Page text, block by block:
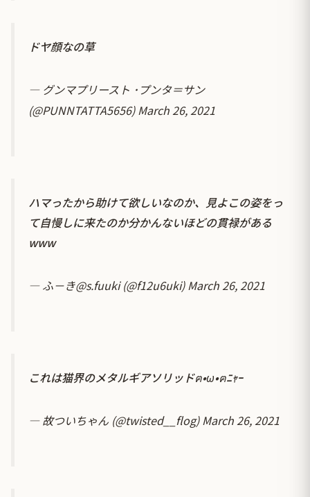
ドヤ顔なの草
— グンマプリースト ･プンタ＝サン
(@PUNNTATTA5656)March 26, 2021
ハマったから助けて欲しいなのか、見よこの姿をっ
て自慢しに来たのか分かんないほどの貫禄がある
www
— ふ－き@s.fuuki (@f12u6uki)March 26, 2021
これは猫界のメタルギアソリッドฅ•ω•ฅﾆｬｰ
— 故ついちゃん (@twisted__flog)March 26, 2021